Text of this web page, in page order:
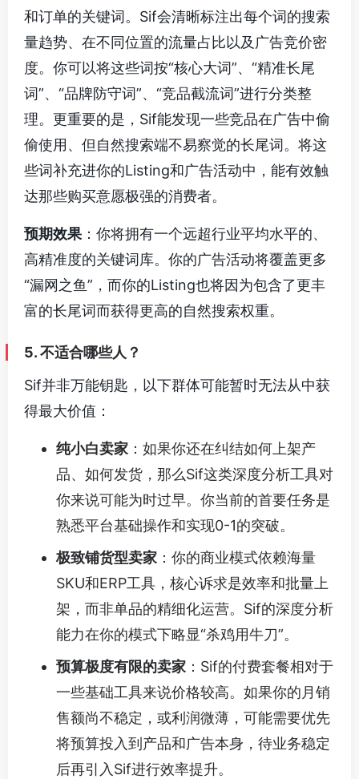
和订单的关键词。Sif会清晰标注出每个词的搜索
量趋势、在不同位置的流量占比以及广告竞价密
度。你可以将这些词按“核心大词”、“精准长尾
词”、“品牌防守词”、“竞品截流词”进行分类整
理。更重要的是，Sif能发现一些竞品在广告中偷
偷使用、但自然搜索端不易察觉的长尾词。将这
些词补充进你的Listing和广告活动中，能有效触
达那些购买意愿极强的消费者。
预期效果 ：你将拥有一个远超行业平均水平的、
高精准度的关键词库。你的广告活动将覆盖更多
“漏网之鱼”，而你的Listing也将因为包含了更丰
富的长尾词而获得更高的自然搜索权重。
5. 不适合哪些人？
Sif并非万能钥匙，以下群体可能暂时无法从中获
得最大价值：
纯小白卖家 ：如果你还在纠结如何上架产
品、如何发货，那么Sif这类深度分析工具对
你来说可能为时过早。你当前的首要任务是
熟悉平台基础操作和实现0-1的突破。
极致铺货型卖家 ：你的商业模式依赖海量
SKU和ERP工具，核心诉求是效率和批量上
架，而非单品的精细化运营。Sif的深度分析
能力在你的模式下略显“杀鸡用牛刀”。
预算极度有限的卖家 ：Sif的付费套餐相对于
一些基础工具来说价格较高。如果你的月销
售额尚不稳定，或利润微薄，可能需要优先
将预算投入到产品和广告本身，待业务稳定
后再引入Sif进行效率提升。